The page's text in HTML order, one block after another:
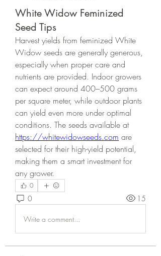
White Widow Feminized
Seed Tips
Harvest yields from feminized White
Widow seeds are generally generous,
especially when proper care and
nutrients are provided. Indoor growers
can expect around 400–500 grams
per square meter, while outdoor plants
can yield even more under optimal
conditions. The seeds available at
https://whitewidowseeds.com are
selected for their high-yield potential,
making them a smart investment for
any grower.
0
0 15
Write a comment...